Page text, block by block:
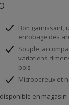
Bon garnissant,
enrobage des
Souple,
variations
bois
Microporeux et
en magasin